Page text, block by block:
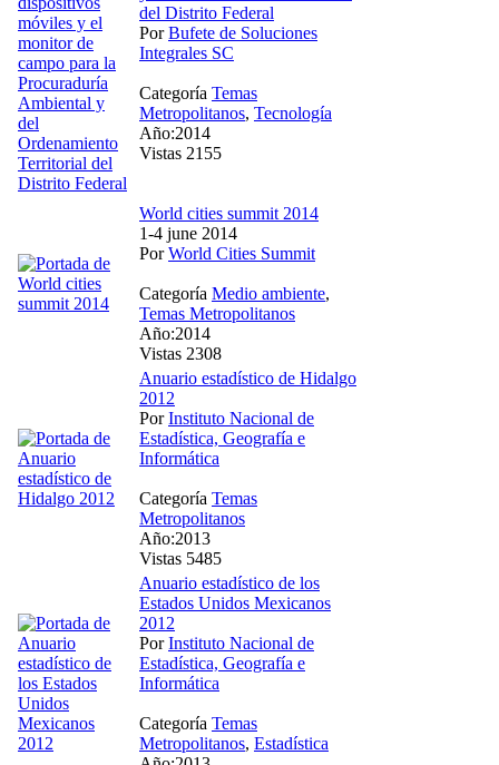
del Distrito Federal
PorBufete de Soluciones
Integrales SC
Categoría Temas
Metropolitanos, Tecnología
Año:2014
Vistas 2155
World cities summit 2014
1-4 june 2014
PorWorld Cities Summit
Categoría Medio ambiente,
Temas Metropolitanos
Año:2014
Vistas 2308
Anuario estadístico de Hidalgo
2012
PorInstituto Nacional de
Estadística, Geografía e
Informática
Categoría Temas
Metropolitanos
Año:2013
Vistas 5485
Anuario estadístico de los
Estados Unidos Mexicanos
2012
PorInstituto Nacional de
Estadística, Geografía e
Informática
Categoría Temas
Metropolitanos, Estadística